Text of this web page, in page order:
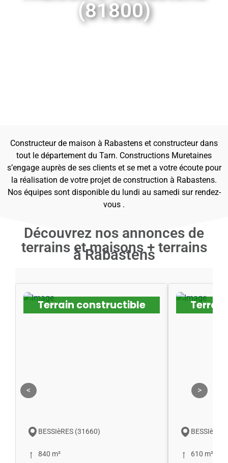
(81800)
Constructeur de maison à Rabastens et constructeur dans
tout le département du Tarn. Constructions Muretaines
s’engage auprès de ses clients et se met a votre écoute pour
la réalisation de votre projet de construction à Rabastens.
Nos équipes sont disponible du lundi au samedi sur rendez-
vous .
Découvrez nos annonces de
terrains et maisons + terrains
à Rabastens
<
Terrain constructible
BESSIèRES (31660)
840 m² 610 m²
>